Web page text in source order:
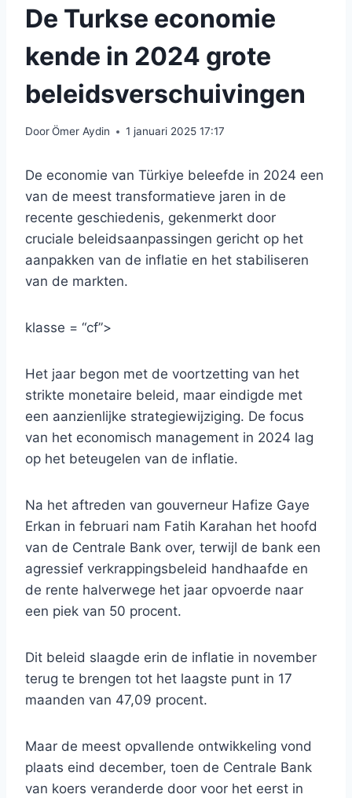
De Turkse economie
kende in 2024 grote
beleidsverschuivingen
DoorÖmer Aydin 1 januari 2025 17:17
De economie van Türkiye beleefde in 2024 een
van de meest transformatieve jaren in de
recente geschiedenis, gekenmerkt door
cruciale beleidsaanpassingen gericht op het
aanpakken van de inflatie en het stabiliseren
van de markten.
klasse = “cf”>
Het jaar begon met de voortzetting van het
strikte monetaire beleid, maar eindigde met
een aanzienlijke strategiewijziging. De focus
van het economisch management in 2024 lag
op het beteugelen van de inflatie.
Na het aftreden van gouverneur Hafize Gaye
Erkan in februari nam Fatih Karahan het hoofd
van de Centrale Bank over, terwijl de bank een
agressief verkrappingsbeleid handhaafde en
de rente halverwege het jaar opvoerde naar
een piek van 50 procent.
Dit beleid slaagde erin de inflatie in november
terug te brengen tot het laagste punt in 17
maanden van 47,09 procent.
Maar de meest opvallende ontwikkeling vond
plaats eind december, toen de Centrale Bank
van koers veranderde door voor het eerst in